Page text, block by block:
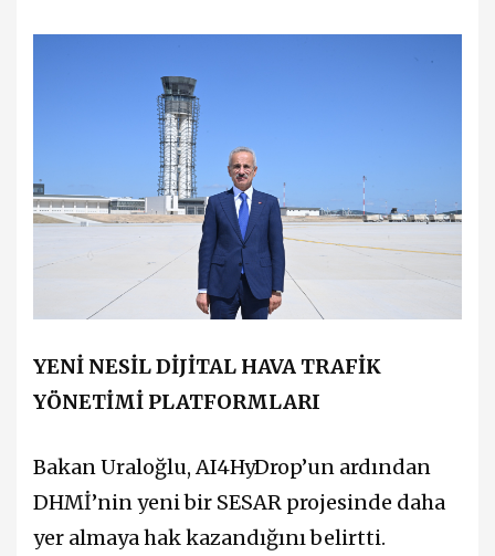
YENİ NESİL DİJİTAL HAVA TRAFİK
YÖNETİMİ PLATFORMLARI
Bakan Uraloğlu, AI4HyDrop’un ardından
DHMİ’nin yeni bir SESAR projesinde daha
yer almaya hak kazandığını belirtti.